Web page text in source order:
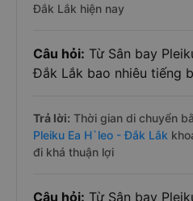
Đắk Lắk hiện nay
Câu hỏi: Từ Sân bay
Đắk Lắk bao nhiêu tiếng
Trả lời: Thời gian di chuyển
Pleiku Ea H`leo - Đắk Lắk
đi khá thuận lợi
Câu hỏi: Từ Sân bay